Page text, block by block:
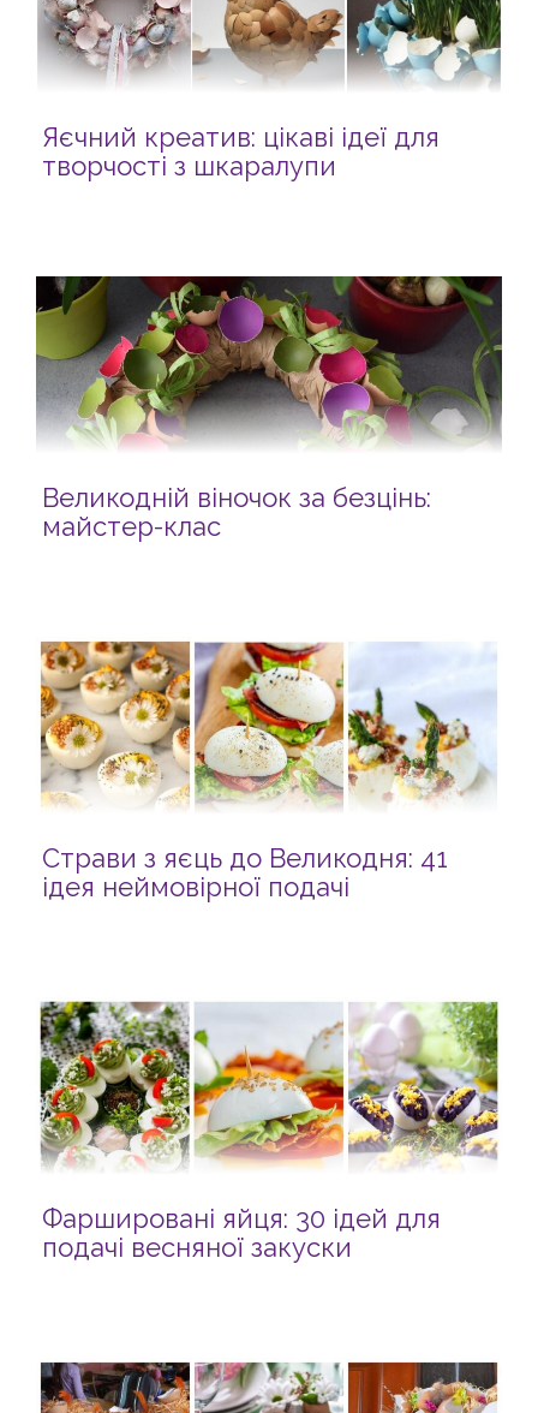
Яєчний креатив: цікаві ідеї для
творчості з шкаралупи
Великодній віночок за безцінь:
майстер-клас
Страви з яєць до Великодня: 41
ідея неймовірної подачі
Фаршировані яйця: 30 ідей для
подачі весняної закуски